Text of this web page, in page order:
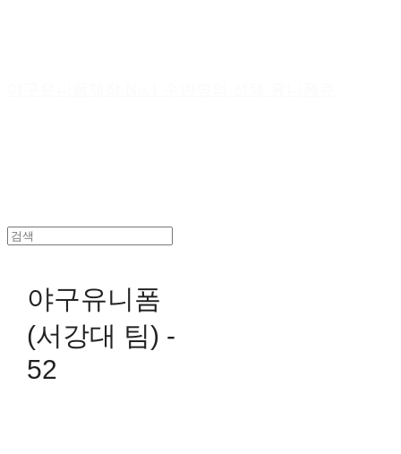
야구유니폼
(서강대 팀) -
52